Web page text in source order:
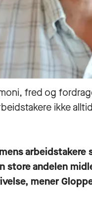
fred og
ikke
arbeidstakere
store andelen
mener